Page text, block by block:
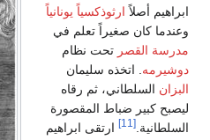
ابراهيم أصلاً ارثوذكسياً يونانياً
وعندما كان صغيراً تعلم في
مدرسة القصر تحت نظام
دوشيرمه . اتخذه سليمان
البزان السلطاني، ثم رقاه
ليصبح كبير ضباط المقصورة
السلطانية. [11]
ارتقى ابراهيم